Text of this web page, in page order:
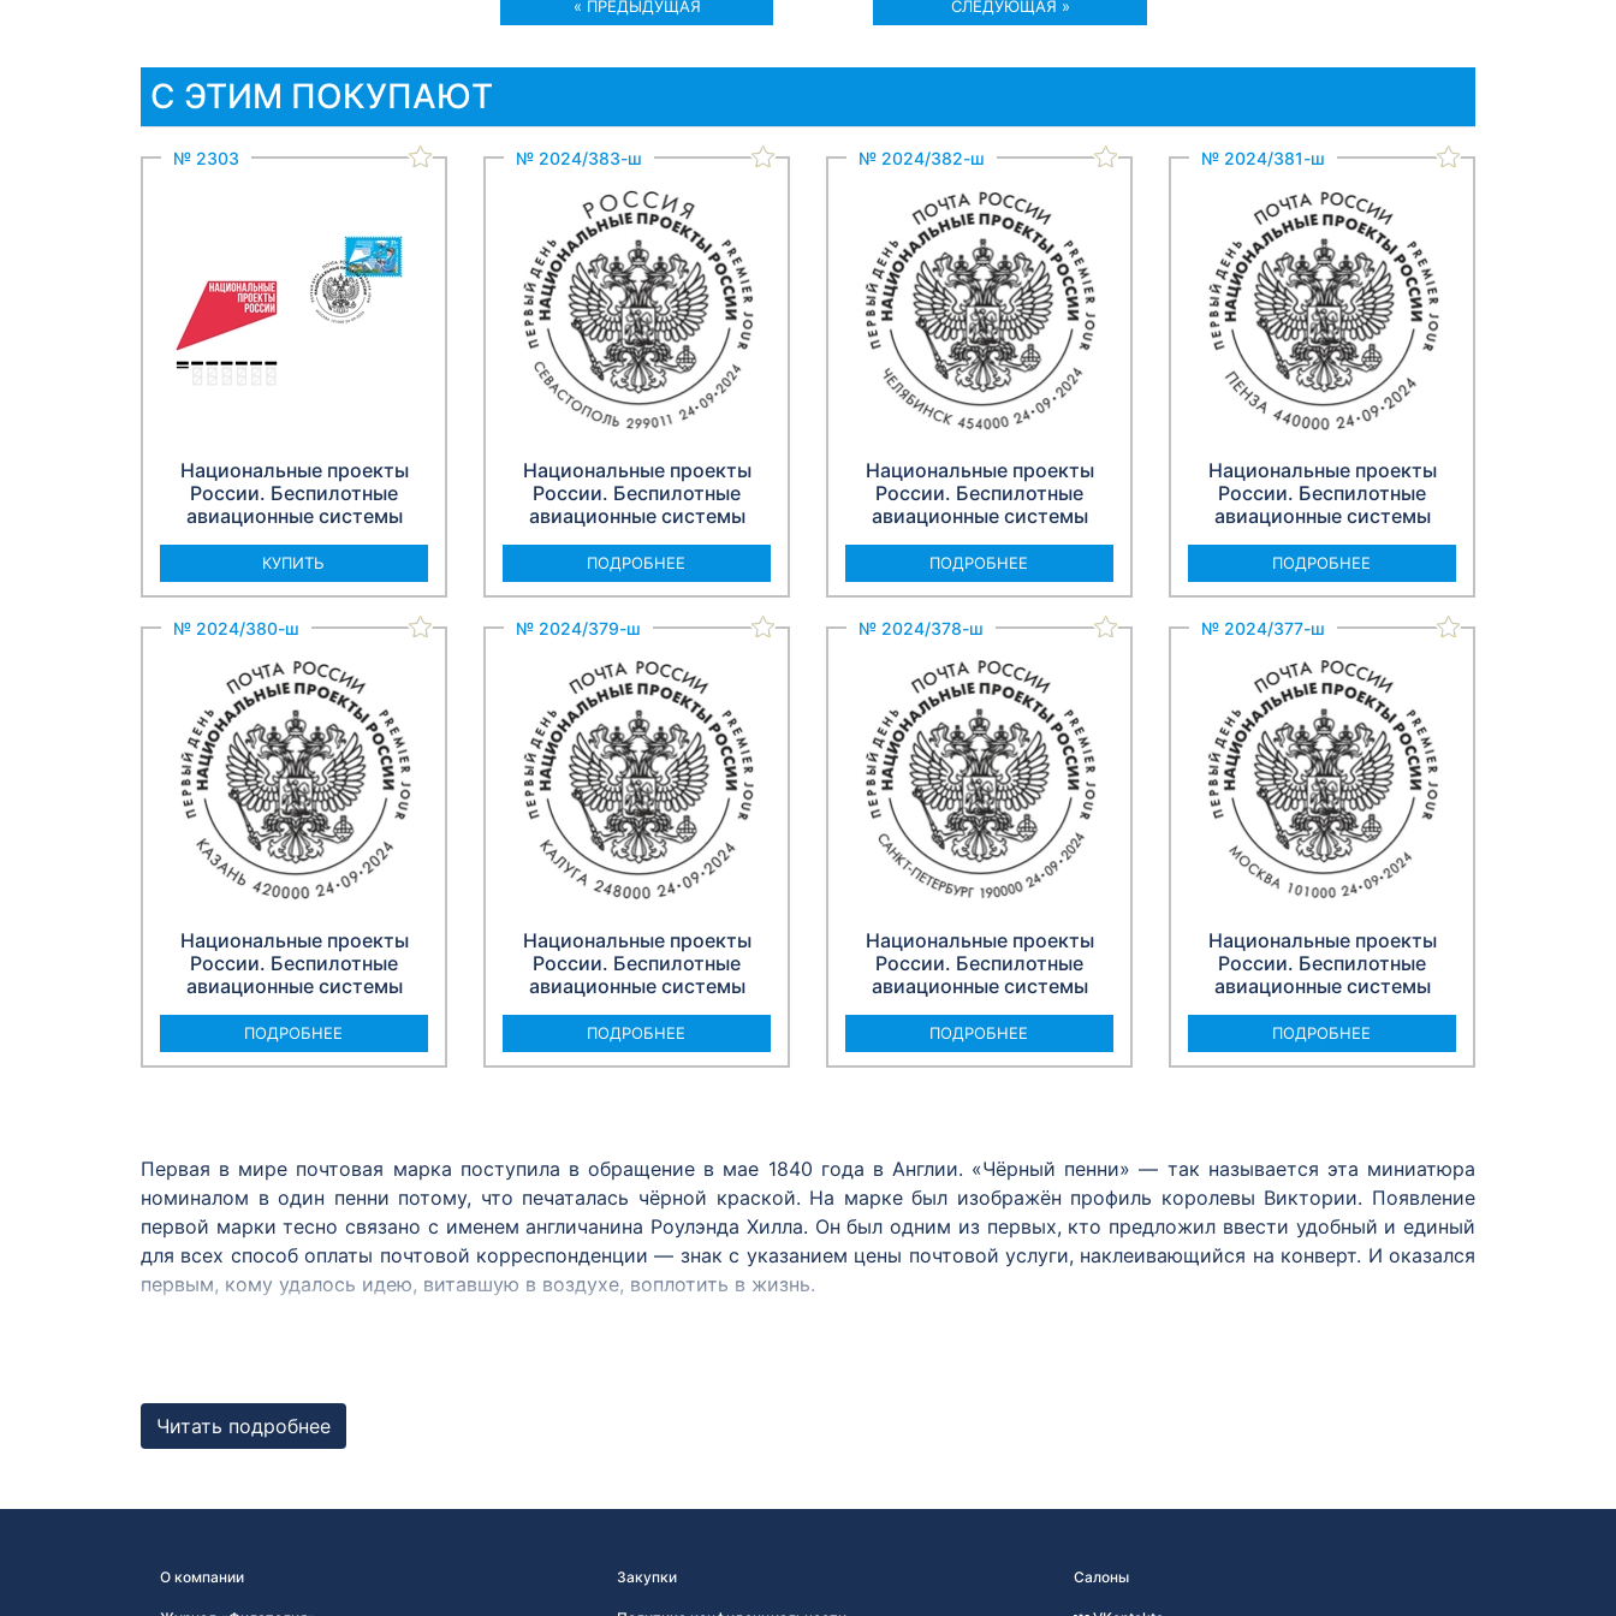
« ПРЕДЫДУЩАЯ СЛЕДУЮЩАЯ »
С ЭТИМ ПОКУПАЮТ
№ 2303
Национальные проекты
России. Беспилотные
авиационные системы
КУПИТЬ
№ 2024/383-ш
Национальные проекты
России. Беспилотные
авиационные системы
ПОДРОБНЕЕ
№ 2024/382-ш
Национальные проекты
России. Беспилотные
авиационные системы
ПОДРОБНЕЕ
№ 2024/381-ш
Национальные проекты
России. Беспилотные
авиационные системы
ПОДРОБНЕЕ
№ 2024/380-ш
Национальные проекты
России. Беспилотные
авиационные системы
ПОДРОБНЕЕ
№ 2024/379-ш
Национальные проекты
России. Беспилотные
авиационные системы
ПОДРОБНЕЕ
№ 2024/378-ш
Национальные проекты
России. Беспилотные
авиационные системы
ПОДРОБНЕЕ
№ 2024/377-ш
Национальные проекты
России. Беспилотные
авиационные системы
ПОДРОБНЕЕ
Первая в мире почтовая марка поступила в обращение в мае 1840 года в Англии. «Чёрный пенни» — так называется эта миниатюра
номиналом в один пенни потому, что печаталась чёрной краской. На марке был изображён профиль королевы Виктории. Появление
первой марки тесно связано с именем англичанина Роулэнда Хилла. Он был одним из первых, кто предложил ввести удобный и единый
для всех способ оплаты почтовой корреспонденции — знак с указанием цены почтовой услуги, наклеивающийся на конверт. И оказался
первым, кому удалось идею, витавшую в воздухе, воплотить в жизнь.
В России первая почтовая марка выпущена в почтовое обращение 1 января 1858 года. В центре почтовой марки был размещён овал, в
нём государственный герб — двуглавый орёл, под гербом эмблема почтового ведомства — два скрещённых почтовых рожка. Вокруг
Читать подробнее
О компании Закупки Салоны